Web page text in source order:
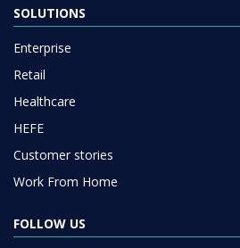
SOLUTIONS
Enterprise
Retail
Healthcare
HEFE
Customer stories
Work From Home
FOLLOW US